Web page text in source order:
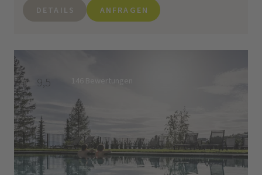
DETAILS ANFRAGEN
9,5 146 Bewertungen